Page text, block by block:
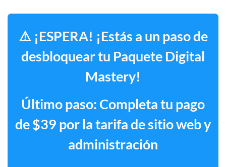
⚠️ ¡ESPERA! ¡Estás a un paso de
desbloquear tu Paquete Digital
Mastery!
Último paso: Completa tu pago
de $39 por la tarifa de sitio web y
administración